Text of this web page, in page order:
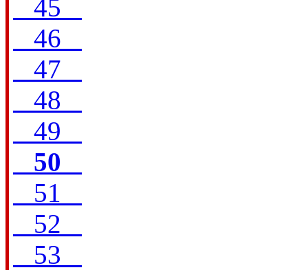
45
46
47
48
49
50
51
52
53